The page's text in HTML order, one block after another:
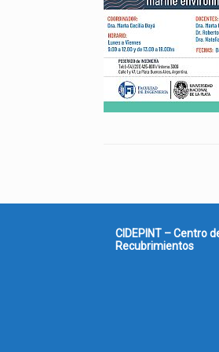
CIDEPINT – Centro
Recubrimientos